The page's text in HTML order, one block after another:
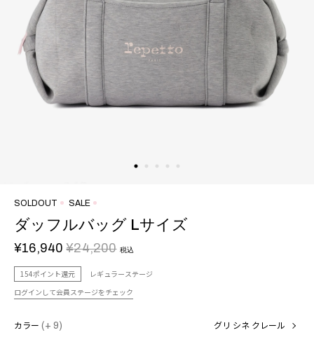
SOLDOUT SALE
ダッフルバッグ Lサイズ
¥16,940 ¥24,200 税込
154ポイント還元
レギュラーステージ
ログインして会員ステージをチェック
カラー (+ 9) グリ シネ クレール